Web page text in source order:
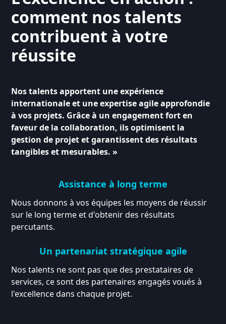
comment nos talents
contribuent à votre
réussite
Nos talents apportent une expérience
internationale et une expertise agile approfondie
à vos projets. Grâce à un engagement fort en
faveur de la collaboration, ils optimisent la
gestion de projet et garantissent des résultats
tangibles et mesurables. »
Assistance à long terme
Nous donnons à vos équipes les moyens de réussir
sur le long terme et d'obtenir des résultats
percutants.
Un partenariat stratégique agile
Nos talents ne sont pas que des prestataires de
services, ce sont des partenaires engagés voués à
l'excellence dans chaque projet.